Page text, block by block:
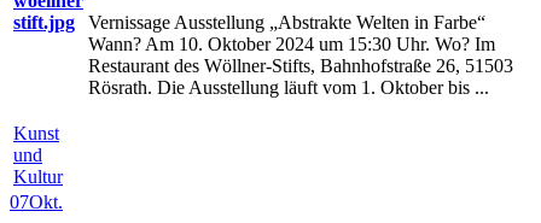
Vernissage Ausstellung „Abstrakte Welten in Farbe“
Wann? Am 10. Oktober 2024 um 15:30 Uhr. Wo? Im
Restaurant des Wöllner-Stifts, Bahnhofstraße 26, 51503
Rösrath. Die Ausstellung läuft vom 1. Oktober bis ...
Kunst
und
Kultur
07Okt.